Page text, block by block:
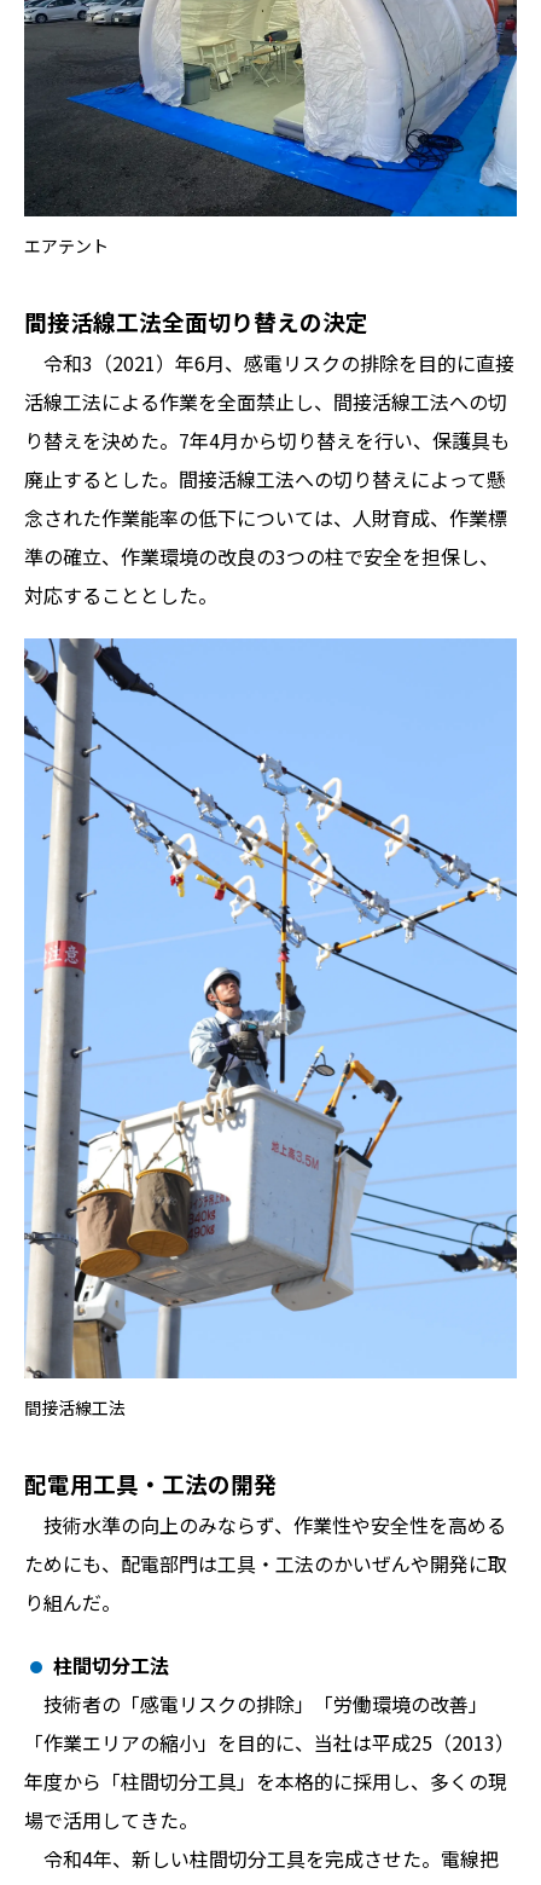
エアテント
間接活線工法全面切り替えの決定
令和3（2021）年6月、感電リスクの排除を目的に直接
活線工法による作業を全面禁止し、間接活線工法への切
り替えを決めた。7年4月から切り替えを行い、保護具も
廃止するとした。間接活線工法への切り替えによって懸
念された作業能率の低下については、人財育成、作業標
準の確立、作業環境の改良の3つの柱で安全を担保し、
対応することとした。
間接活線工法
配電用工具・工法の開発
技術水準の向上のみならず、作業性や安全性を高める
ためにも、配電部門は工具・工法のかいぜんや開発に取
り組んだ。
柱間切分工法
技術者の「感電リスクの排除」「労働環境の改善」
「作業エリアの縮小」を目的に、当社は平成25（2013）
年度から「柱間切分工具」を本格的に採用し、多くの現
場で活用してきた。
令和4年、新しい柱間切分工具を完成させた。電線把